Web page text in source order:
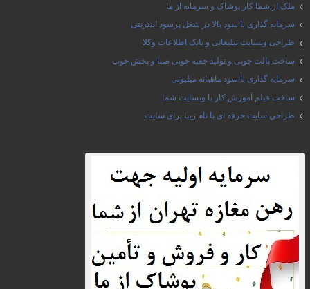
ملک از شما کار پوشاک و سرمایه از ما
سرمایه گذاری با سود بالا در شغل پرسود اینترنتی
طراحی وبسایت تبلیغاتی و بانک اطلاعات وکلا
ساخت پالت چوبی و تولید جعبه چوبی صبا و پخش چوب
سرمایه گذاری با سود ماهیانه میلیونی
ساخت فیلم آموزش کار با وبسایت شما
طراحی سایت حرفه ای با نام زیبا برای سایت